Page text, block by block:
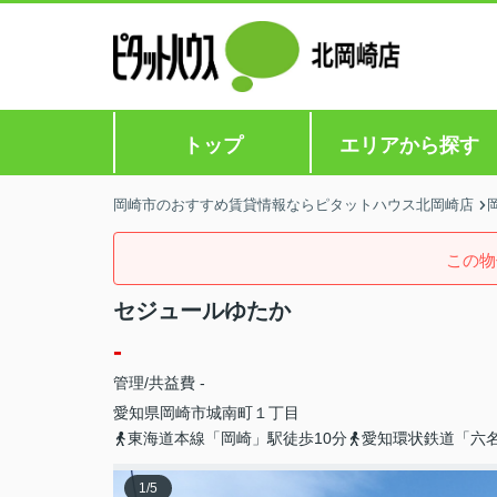
トップ エリアから探す
岡崎市のおすすめ賃貸情報ならピタットハウス北岡崎店
この
セジュールゆたか
-
管理/共益費 -
愛知県岡崎市城南町 １丁目
東海道本線「岡崎」駅徒歩10分
愛知環状鉄道「六
1/5